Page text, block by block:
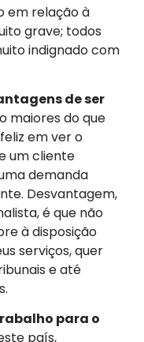
em relação à
grave; todos
indignado com
de ser
maiores do que
em ver o
um cliente
demanda
Desvantagem,
é que não
à disposição
serviços, quer
e até
para o
país,